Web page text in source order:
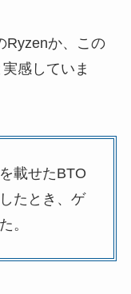
Ryzenか、この
感していま
載せたBTO
たとき、ゲ
。